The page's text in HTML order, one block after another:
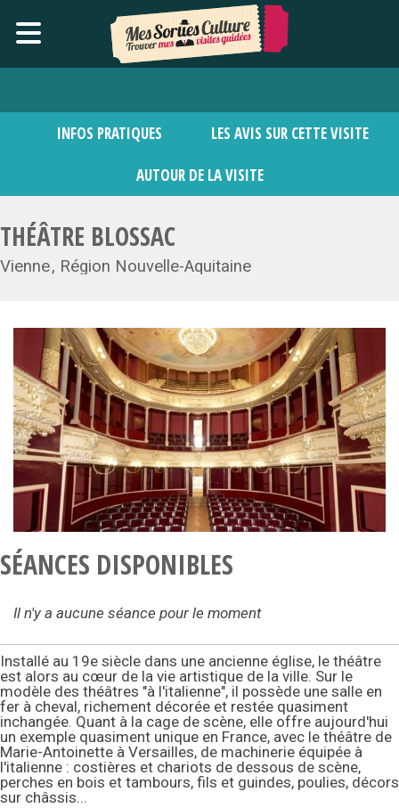
INFOS PRATIQUES LES AVIS SUR CETTE VISITE
AUTOUR DE LA VISITE
THÉÂTRE BLOSSAC
Vienne Région Nouvelle-Aquitaine
SÉANCES DISPONIBLES
Il n'y a aucune séance pour le moment
Installé au 19e siècle dans une ancienne église, le théâtre
est alors au cœur de la vie artistique de la ville. Sur le
modèle des théâtres "à l'italienne", il possède une salle en
fer à cheval, richement décorée et restée quasiment
inchangée. Quant à la cage de scène, elle offre aujourd'hui
un exemple quasiment unique en France, avec le théâtre de
Marie-Antoinette à Versailles, de machinerie équipée à
l'italienne : costières et chariots de dessous de scène,
perches en bois et tambours, fils et guindes, poulies, décors
sur châssis...